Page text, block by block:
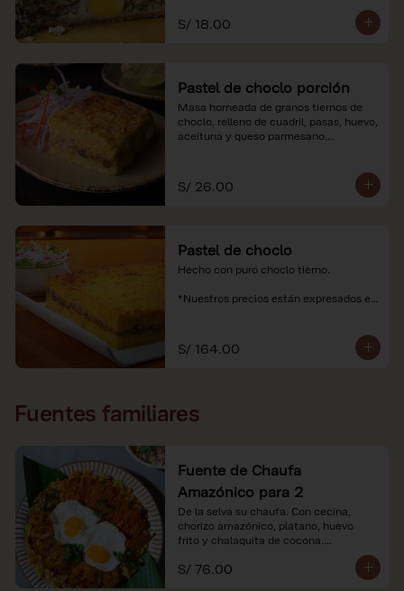
*Nuestros precios están expresados en
soles e incluyen impuestos de ley y
S/ 18.00
Pastel de choclo porción
Masa horneada de granos tiernos de
choclo, relleno de cuadril, pasas, huevo,
aceituna y queso parmesano.
soles e incluyen impuestos de ley y
recargo al consumo.
S/ 26.00
Pastel de choclo
Hecho con puro choclo tierno.
*Nuestros precios están expresados en
S/ 164.00
Fuentes familiares
Fuente de Chaufa
Amazónico para 2
De la selva su chaufa. Con cecina,
chorizo amazónico, plátano, huevo
frito y chalaquita de cocona.
*Imágenes referenciales.
*Nuestros precios están expresados en
S/ 76.00